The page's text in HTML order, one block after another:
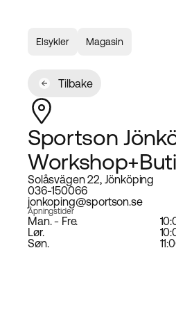
Elsykler Magasin
Tilbake
Sportson
Solåsvägen 22, Jönköping
036-150066
jonkoping@sportson.se
Åpningstider
Man. - Fre.
Lør.
Søn.